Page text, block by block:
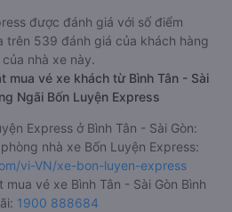
được đánh giá với số điểm
trên 539 đánh giá của khách hàng
nhà xe này.
mua vé xe khách từ Bình Tân - Sài
Ngãi Bốn Luyện Express
Express ở Bình Tân - Sài Gòn:
nhà xe Bốn Luyện Express:
vi-VN/xe-bon-luyen-express
mua vé xe Bình Tân - Sài Gòn Bình
1900 888684